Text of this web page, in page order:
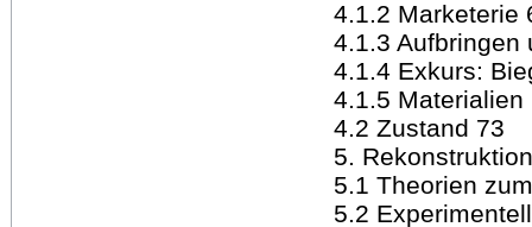
4.1.2 Marketerie
4.1.3 Aufbringen
4.1.4 Exkurs:
4.1.5 Materialien
4.2 Zustand 73
5.
5.1 Theorien
5.2